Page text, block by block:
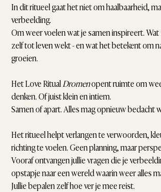
In dit ritueel gaat het niet om haalbaarheid,
verbeelding.
Om weer voelen wat je samen inspireert. Wat
zelf tot leven wekt - en wat het betekent om
groeien.
Het Love RitualDromenopent ruimte om
denken. Of juist klein en intiem.
Samen of apart. Alles mag opnieuw bedacht
Het ritueel helpt verlangen te verwoorden,
richting te voelen. Geen planning, maar
Vooraf ontvangen jullie vragen die je
opstapje naar een wereld waarin weer alles
Jullie bepalen zelf hoe ver je mee reist.